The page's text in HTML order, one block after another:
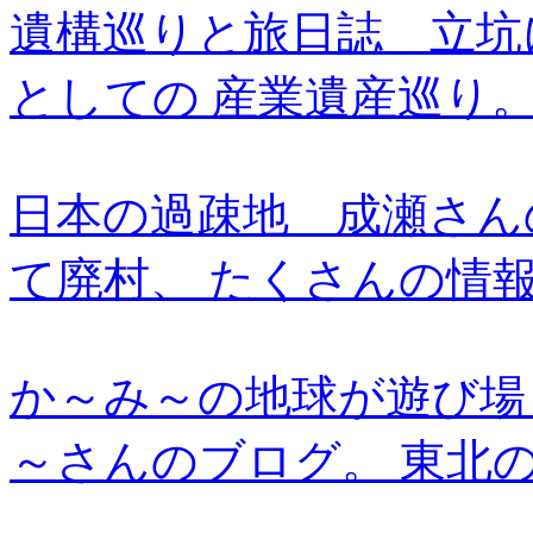
遺構巡りと旅日誌 立坑
としての 産業遺産巡り
日本の過疎地 成瀬さ
て廃村、 たくさんの情
か～み～の地球が遊び
～さんのブログ。 東北